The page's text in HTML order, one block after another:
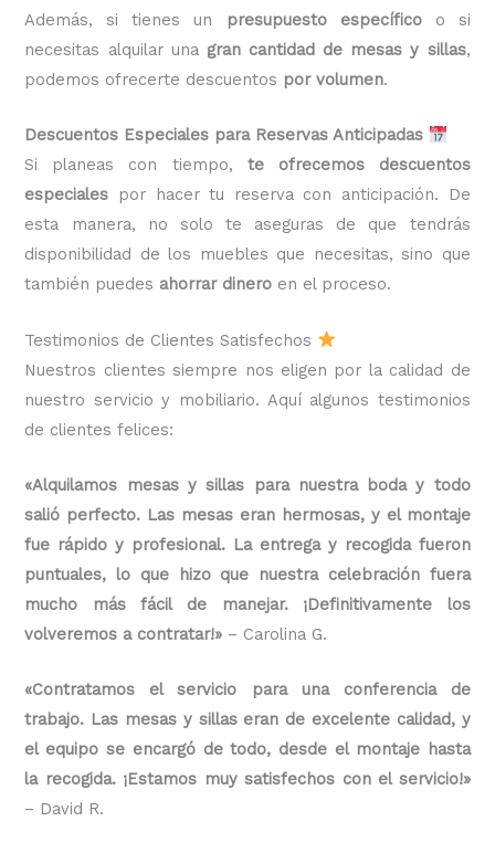
Además, si tienes un
presupuesto específicoo si
necesitas alquilar una gran cantidad de mesas y sillas,
podemos ofrecerte descuentos por volumen.
Descuentos Especiales para Reservas Anticipadas
Si planeas con tiempo, te ofrecemos descuentos
especiales por hacer tu reserva con anticipación. De
esta manera, no solo te aseguras de que tendrás
disponibilidad de los muebles que necesitas, sino que
también puedes ahorrar dinero en el proceso.
Testimonios de Clientes Satisfechos
Nuestros clientes siempre nos eligen por la calidad de
nuestro servicio y mobiliario. Aquí algunos testimonios
de clientes felices:
«Alquilamos mesas y sillas para nuestra boda y todo
salió perfecto. Las mesas eran hermosas, y el montaje
fue rápido y profesional. La entrega y recogida fueron
puntuales, lo que hizo que nuestra celebración fuera
mucho más fácil de manejar. ¡Definitivamente los
volveremos a contratar!» – Carolina G.
«Contratamos el servicio para una conferencia de
trabajo. Las mesas y sillas eran de excelente calidad, y
el equipo se encargó de todo, desde el montaje hasta
la recogida. ¡Estamos muy satisfechos con el servicio!»
– David R.